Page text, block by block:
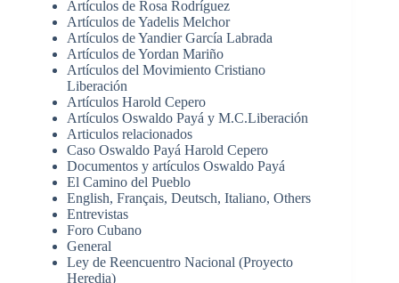
Artículos de Rosa Rodríguez
Artículos de Yadelis Melchor
Artículos de Yandier García Labrada
Artículos de Yordan Mariño
Artículos del Movimiento Cristiano
Liberación
Artículos Harold Cepero
Artículos Oswaldo Payá y M.C.Liberación
Articulos relacionados
Caso Oswaldo Payá Harold Cepero
Documentos y artículos Oswaldo Payá
El Camino del Pueblo
English, Français, Deutsch, Italiano, Others
Entrevistas
Foro Cubano
General
Ley de Reencuentro Nacional (Proyecto
Heredia)